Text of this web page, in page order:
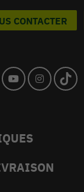
CONTACTER